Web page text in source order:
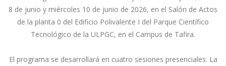
8 de junio y miércoles 10 de junio de 2026, en el Salón de Actos
de la planta 0 del Edificio Polivalente I del Parque Científico
Tecnológico de la ULPGC, en el Campus de Tafira.
El programa se desarrollará en cuatro sesiones presenciales. La